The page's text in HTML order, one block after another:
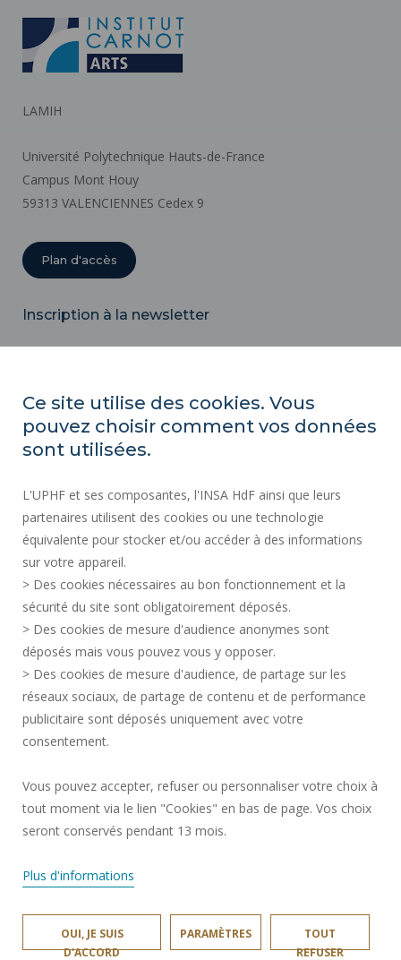
LAMIH
Université Polytechnique Hauts-de-France
Campus Mont Houy
59313 VALENCIENNES Cedex 9
Plan d'accès
Inscription à la newsletter
ACTES RÉGLEMENTAIRES
MARCHÉS PUBLICS
MENTIONS LÉGALES
ESPACE PRESSE
RECRUTEMENTS
PLAN DU SITE
DONNÉES PERSONNELLES
ACCESSIBILITÉ
Rejoignez-nous!
Ce site utilise des cookies. Vous
pouvez choisir comment vos données
sont utilisées.
L'UPHF et ses composantes, l'INSA HdF ainsi que leurs
partenaires utilisent des cookies ou une technologie
équivalente pour stocker et/ou accéder à des informations
sur votre appareil.
> Des cookies nécessaires au bon fonctionnement et la
sécurité du site sont obligatoirement déposés.
> Des cookies de mesure d'audience anonymes sont
déposés mais vous pouvez vous y opposer.
> Des cookies de mesure d'audience, de partage sur les
réseaux sociaux, de partage de contenu et de performance
publicitaire sont déposés uniquement avec votre
consentement.
Vous pouvez accepter, refuser ou personnaliser votre choix à
tout moment via le lien "Cookies" en bas de page. Vos choix
seront conservés pendant 13 mois.
Plus d'informations
OUI, JE SUIS
D'ACCORD
PARAMÈTRES
TOUT
REFUSER